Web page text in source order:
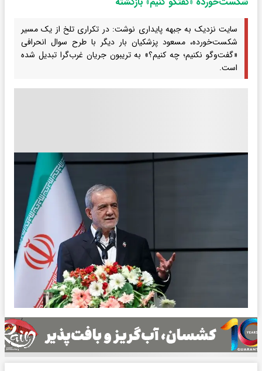
سایت نزدیک به جبهه پایداری نوشت: در تکراری تلخ از یک مسیر
شکست‌خورده، مسعود پزشکیان بار دیگر با طرح سوال انحرافی
«گفت‌وگو نکنیم؛ چه کنیم؟» به تریبون جریان غرب‌گرا تبدیل شده
است.